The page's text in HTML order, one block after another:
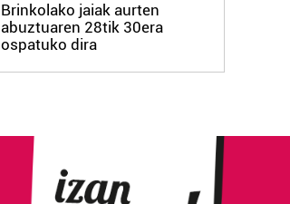
Brinkolako jaiak aurten
abuztuaren 28tik 30era
ospatuko dira